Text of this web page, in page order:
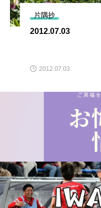
片隅抄
2012.07.03
2012.07.03